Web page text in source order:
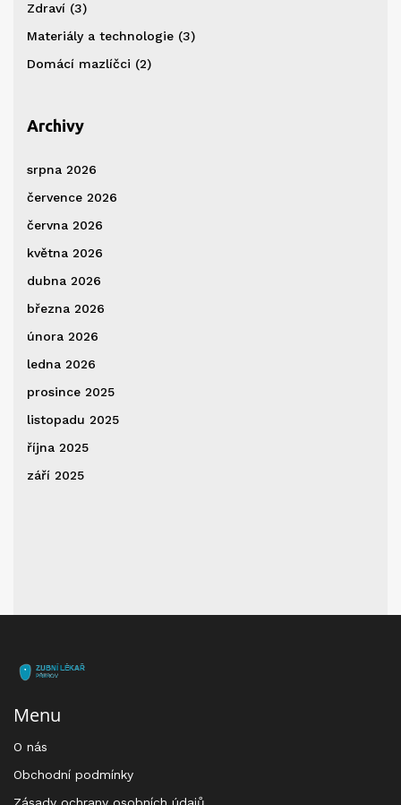
Zdraví (3)
Materiály a technologie (3)
Domácí mazlíčci (2)
Archivy
srpna 2026
července 2026
června 2026
května 2026
dubna 2026
března 2026
února 2026
ledna 2026
prosince 2025
listopadu 2025
října 2025
září 2025
Menu
O nás
Obchodní podmínky